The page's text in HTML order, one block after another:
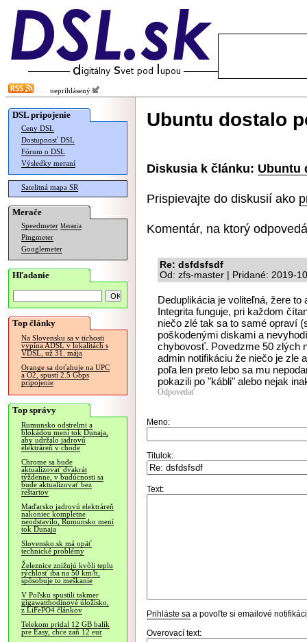
neprihlásený
DSL pripojenie
Ceny DSL
Dostupnosť DSL
Fórum o DSL
Výsledky meraní
Satelitná mapa SR
Merače
Speedmeter Merania
Pingmeter
Googlemeter
Hľadanie
Top články
Na Slovensku sa v tichosti
vypína ADSL v lokalitách s
VDSL, už 31. mája
Orange sa doťahuje na UPC
a O2, spustí 2.5 Gbps
pripojenie
Top správy
Rumunsko odstrelmi a
blokádou mení tok Dunaja,
aby udržalo jadrovú
elektráreň v chode
Chrome sa bude
aktualizovať dvakrát
týždenne, v budúcnosti sa
bude aktualizovať bez
reštartov
Maďarsko jadrovú elektráreň
nakoniec kompletne
neodstavilo, Rumunsko mení
tok Dunaja
Slovensko.sk má opäť
technické problémy
Železnice znižujú kvôli teplu
rýchlosť iba na 50 km/h,
spôsobuje to meškanie
V Poľsku spustili takmer
gigawatthodinové úložisko,
z LiFePO4 článkov
Telekom pridal 12 GB balík
pre Easy, chce zaň 12 eur
Ubuntu dostalo
Diskusia k článku: Ubuntu
Prispievajte do diskusií ako
Komentár, na ktorý
Re: dsfdsfsdf
Od: zfs-master | Pridané: 2019-
Deduplikácia je voliteľná, žere to
Integrita funguje, pri každom
niečo zlé tak sa to samé opraví
poškodenými diskami a
chybovosť. Povedzme 50 zlých
admin notifikáciu že niečo je zle
poľa len preto lebo sa mu
pokazili po "kábli" alebo nejak
Odpovedať
Meno:
Titulok:
Text:
Prihláste sa a povoľte si emailové
Overovací text: